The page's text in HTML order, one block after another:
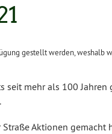
gestellt werden, weshalb
seit mehr als 100
Aktionen gemacht